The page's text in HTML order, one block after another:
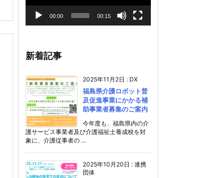
ヤ
00:00 00:15
新着記事
2025年11月2日 : DX
福島県介護ロボット普
及促進事業にかかる補
助事業者募集のご案内
今年度も、福島県内の介
護サービス事業者及び介護福祉士養成校を対
象に、介護従事者の ...
2025年10月20日 : 連携
団体